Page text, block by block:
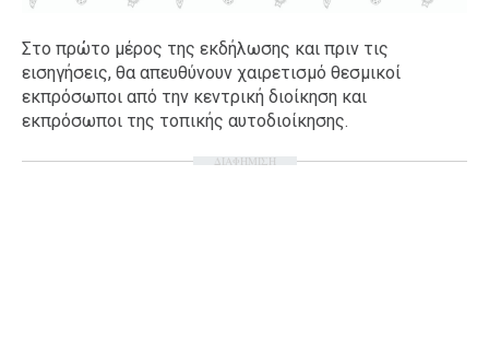
Στο πρώτο μέρος της εκδήλωσης και πριν τις
εισηγήσεις, θα απευθύνουν χαιρετισμό θεσμικοί
εκπρόσωποι από την κεντρική διοίκηση και
εκπρόσωποι της τοπικής αυτοδιοίκησης.
ΔΙΑΦΗΜΙΣΗ